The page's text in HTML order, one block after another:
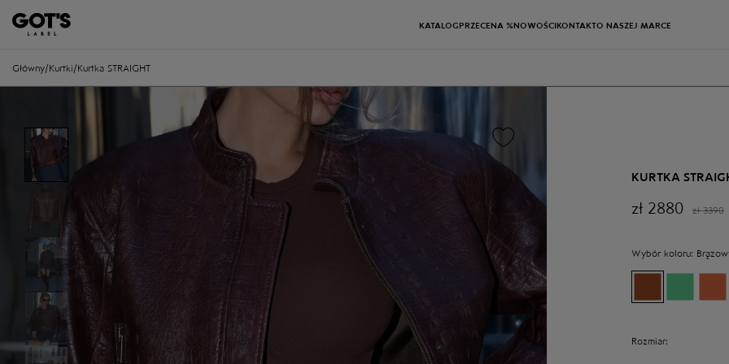
KATALOG PRZECENA %NOWOŚCIKONTAKTO NASZEJ MARCE
Główny/ Kurtki/ Kurtka STRAIGHT
KURTKA
zł 2880 zł 3390
Wybór koloru:
Rozmiar: